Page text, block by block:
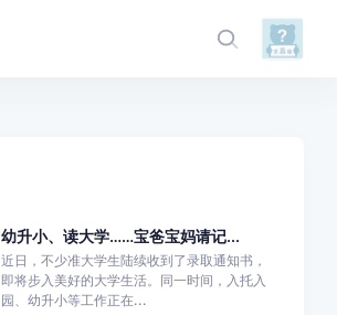
幼升小、读大学……宝爸宝妈请记...
近日，不少准大学生陆续收到了录取通知书，
即将步入美好的大学生活。同一时间，入托入
园、幼升小等工作正在...